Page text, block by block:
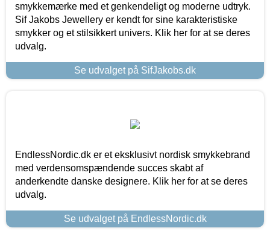
smykkemærke med et genkendeligt og moderne udtryk.
Sif Jakobs Jewellery er kendt for sine karakteristiske
smykker og et stilsikkert univers. Klik her for at se deres
udvalg.
Se udvalget på SifJakobs.dk
EndlessNordic.dk er et eksklusivt nordisk smykkebrand
med verdensomspændende succes skabt af
anderkendte danske designere. Klik her for at se deres
udvalg.
Se udvalget på EndlessNordic.dk